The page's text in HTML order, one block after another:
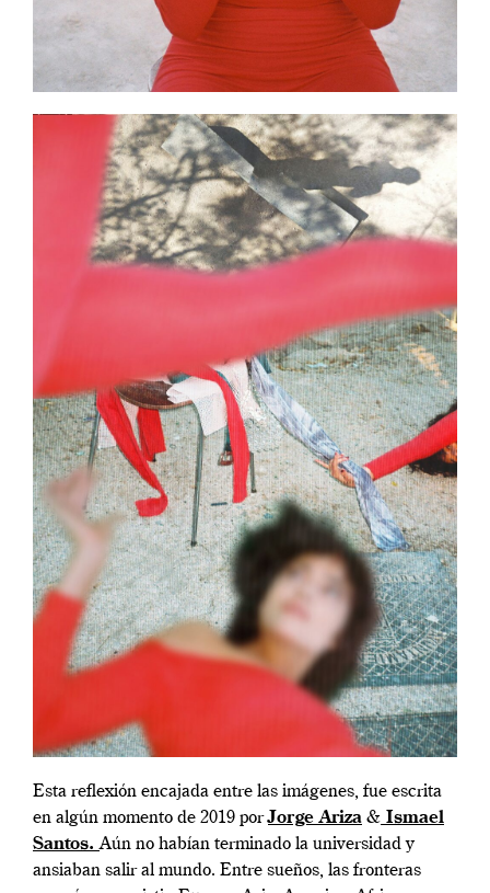
Esta reflexión encajada entre las imágenes, fue escrita
en algún momento de 2019 porJorge Ariza & Ismael
Santos.Aún no habían terminado la universidad y
ansiaban salir al mundo. Entre sueños, las fronteras